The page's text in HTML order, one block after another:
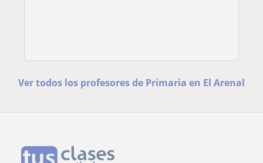
Ver todos los profesores de Primaria en El Arenal